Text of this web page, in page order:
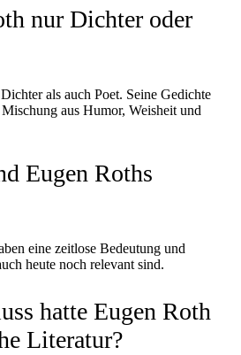
nur Dichter oder
als auch Poet. Seine Gedichte
aus Humor, Weisheit und
Eugen Roths
eine zeitlose Bedeutung und
heute noch relevant sind.
hatte Eugen Roth
Literatur?